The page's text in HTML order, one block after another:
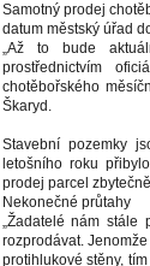
Samotný prodej
datum městský úřad
„Až to bude
prostřednictvím
chotěbořského
Škaryd.
Stavební pozemky
letošního roku
prodej parcel
Nekonečné průtahy
„Žadatelé nám stále
rozprodávat.
protihlukové stěny,